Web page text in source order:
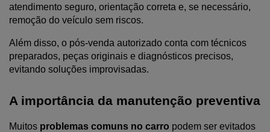
atendimento seguro, orientação correta e, se necessário,
remoção do veículo sem riscos.
Além disso, o pós-venda autorizado conta com técnicos
preparados, peças originais e diagnósticos precisos,
evitando soluções improvisadas.
A importância da manutenção preventiva
Muitos problemas comuns no carro podem ser evitados